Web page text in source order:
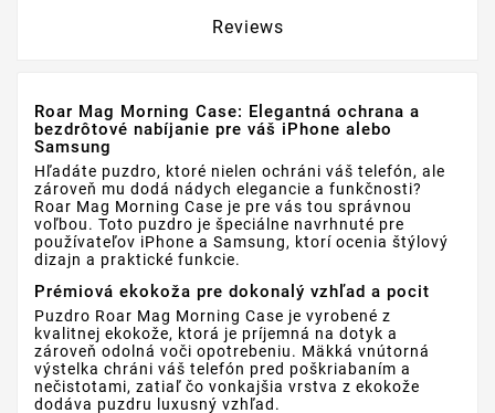
Reviews
Roar Mag Morning Case: Elegantná ochrana a
bezdrôtové nabíjanie pre váš iPhone alebo
Samsung
Hľadáte puzdro, ktoré nielen ochráni váš telefón, ale
zároveň mu dodá nádych elegancie a funkčnosti?
Roar Mag Morning Case je pre vás tou správnou
voľbou. Toto puzdro je špeciálne navrhnuté pre
používateľov iPhone a Samsung, ktorí ocenia štýlový
dizajn a praktické funkcie.
Prémiová ekokoža pre dokonalý vzhľad a pocit
Puzdro Roar Mag Morning Case je vyrobené z
kvalitnej ekokože, ktorá je príjemná na dotyk a
zároveň odolná voči opotrebeniu. Mäkká vnútorná
výstelka chráni váš telefón pred poškriabaním a
nečistotami, zatiaľ čo vonkajšia vrstva z ekokože
dodáva puzdru luxusný vzhľad.